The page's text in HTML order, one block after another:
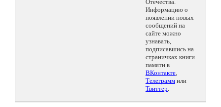
Отечества.
Информацию о
появлении новых
сообщений на
сайте можно
узнавать,
подписавшись на
страничках книги
памяти в
ВКонтакте,
Телеграмм или
Твиттер.